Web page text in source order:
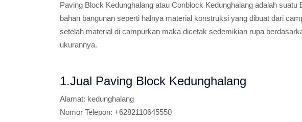
Paving Block Kedunghalang atau Conblock Kedunghalang adalah
bahan bangunan seperti halnya material konstruksi yang dibuat dari
setelah material di campurkan maka dicetak sedemikian rupa
ukurannya.
1.Jual Paving Block Kedunghalang
Alamat: kedunghalang
Nomor Telepon: +6282110645550